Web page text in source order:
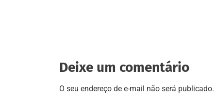
Deixe um comentário
O seu endereço de e-mail não será publicado.